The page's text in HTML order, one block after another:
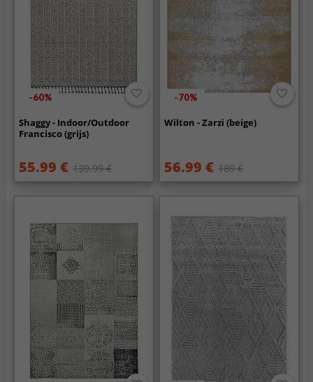
-60%
Shaggy - Indoor/Outdoor
Francisco (grijs)
55.99 € 139.99 €
-70%
Wilton - Zarzi (beige)
56.99 € 189 €